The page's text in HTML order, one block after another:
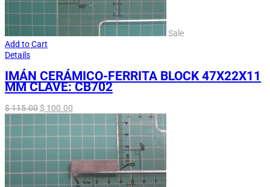
Sale
Add to Cart
Details
IMÁN CERÁMICO-FERRITA BLOCK 47X22X11
MM CLAVE: CB702
$115.00 $ 100.00